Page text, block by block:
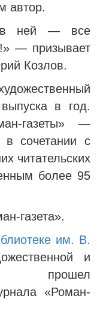
автор.
в ней — все
— призывает
Козлов.
в год.
газеты» —
в сочетании с
читательских
более 95
газета».
им. В.
и
прошел
«Роман-